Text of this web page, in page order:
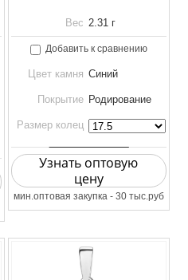
Вес 2.31 г
Добавить к сравнению
Цвет камня Синий
Покрытие Родирование
Размер колец
Узнать оптовую
цену
мин.оптовая закупка - 30 тыс.руб